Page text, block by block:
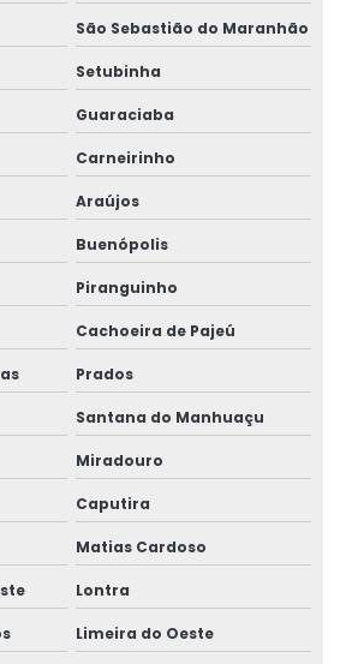
São Sebastião do Maranhão
Setubinha
Guaraciaba
Carneirinho
Araújos
Buenópolis
Piranguinho
Cachoeira de Pajeú
Prados
Santana do Manhuaçu
Miradouro
Caputira
Matias Cardoso
Lontra
Limeira do Oeste